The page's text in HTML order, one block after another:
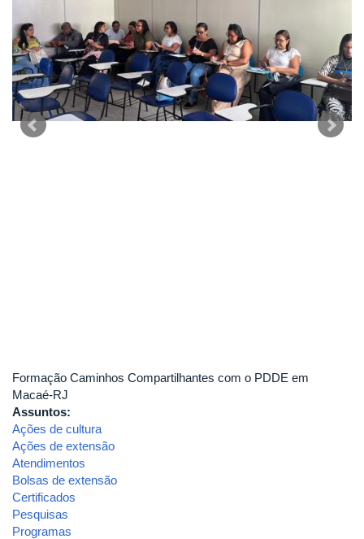
PDDE
em
Macaé-
RJ
Formação Caminhos Compartilhantes com o PDDE em
Macaé-RJ
Assuntos:
Ações de cultura
Ações de extensão
Atendimentos
Bolsas de extensão
Certificados
Pesquisas
Programas